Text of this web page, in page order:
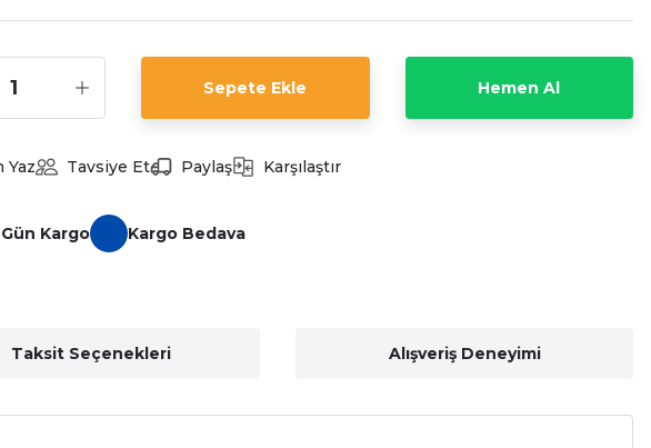
Sepete Ekle Hemen Al
Yaz Tavsiye Et Paylaş Karşılaştır
Gün Kargo Kargo Bedava
Taksit Seçenekleri Alışveriş Deneyimi